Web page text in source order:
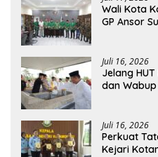
Wali Kota
GP Ansor
Juli 16, 2026
Jelang
dan
Juli 16, 2026
Perkuat
Kejari